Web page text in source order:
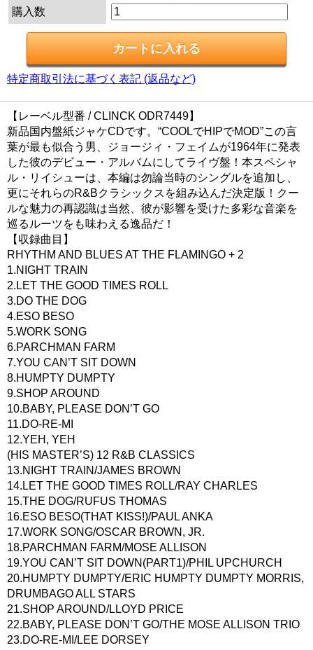
購入数
特定商取引法に基づく表記 (返品など)
【レーベル型番 / CLINCK ODR7449】
新品国内盤紙ジャケCDです。“COOLでHIPでMOD”この言
葉が最も似合う男、ジョージィ・フェイムが1964年に発表
した彼のデビュー・アルバムにしてライヴ盤！本スペシャ
ル・リイシューは、本編は勿論当時のシングルを追加し、
更にそれらのR&Bクラシックスを組み込んだ決定版！クー
ルな魅力の再認識は当然、彼が影響を受けた多彩な音楽を
巡るルーツをも味わえる逸品だ！
【収録曲目】
RHYTHM AND BLUES AT THE FLAMINGO + 2
1.NIGHT TRAIN
2.LET THE GOOD TIMES ROLL
3.DO THE DOG
4.ESO BESO
5.WORK SONG
6.PARCHMAN FARM
7.YOU CAN’T SIT DOWN
8.HUMPTY DUMPTY
9.SHOP AROUND
10.BABY, PLEASE DON’T GO
11.DO-RE-MI
12.YEH, YEH
(HIS MASTER’S) 12 R&B CLASSICS
13.NIGHT TRAIN/JAMES BROWN
14.LET THE GOOD TIMES ROLL/RAY CHARLES
15.THE DOG/RUFUS THOMAS
16.ESO BESO(THAT KISS!)/PAUL ANKA
17.WORK SONG/OSCAR BROWN, JR.
18.PARCHMAN FARM/MOSE ALLISON
19.YOU CAN’T SIT DOWN(PART1)/PHIL UPCHURCH
20.HUMPTY DUMPTY/ERIC HUMPTY DUMPTY MORRIS,
DRUMBAGO ALL STARS
21.SHOP AROUND/LLOYD PRICE
22.BABY, PLEASE DON’T GO/THE MOSE ALLISON TRIO
23.DO-RE-MI/LEE DORSEY